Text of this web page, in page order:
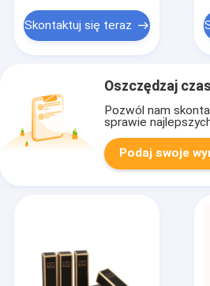
Skontaktuj się teraz
Oszczędzaj czas
Pozwól nam
sprawie
Podaj swoje